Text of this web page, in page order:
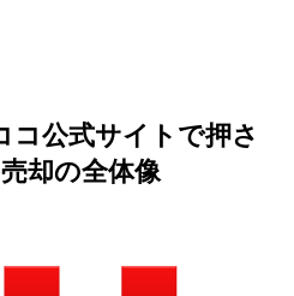
コ公式サイトで押さ
却の全体像